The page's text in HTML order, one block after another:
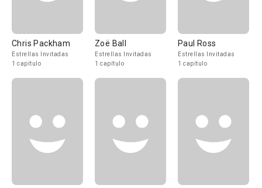
Chris Packham
Estrellas Invitadas
1 capítulo
Zoë Ball
Estrellas Invitadas
1 capítulo
Paul Ross
Estrellas Invitadas
1 capítulo